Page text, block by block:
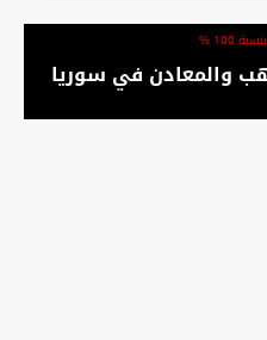
100 %
والمعادن في سوريا